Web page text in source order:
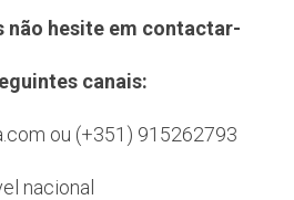
não hesite em contactar-
canais:
ou (+351) 915262793
nacional